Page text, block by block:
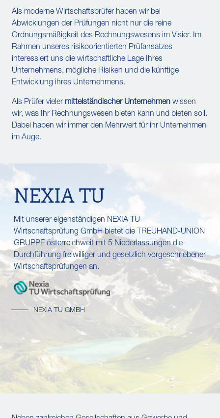
Als moderne Wirtschaftsprüfer haben wir bei
Abwicklungen der Prüfungen nicht nur die reine
Ordnungsmäßigkeit des Rechnungswesens im Visier. Im
Rahmen unseres risikoorientierten Prüfansatzes
interessiert uns die wirtschaftliche Lage Ihres
Unternehmens, mögliche Risiken und die künftige
Entwicklung ihres Unternehmens.
Als Prüfer vieler mittelständischer Unternehmen wissen
wir, was Ihr Rechnungswesen bieten kann und bieten soll.
Dabei haben wir immer den Mehrwert für ihr Unternehmen
im Auge.
NEXIA TU
Mit unserer eigenständigen NEXIA TU
Wirtschaftsprüfung GmbH bietet die TREUHAND-UNION
GRUPPE österreichweit mit 5 Niederlassungen die
Durchführung freiwilliger und gesetzlich vorgeschriebener
Wirtschaftsprüfungen an.
NEXIA TU GMBH